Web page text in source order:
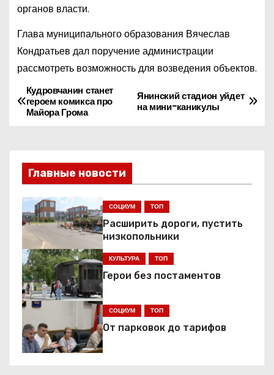
органов власти.
Глава муниципального образования Вячеслав
Кондратьев дал поручение администрации
рассмотреть возможность для возведения объектов.
Н
а
г
а
ц
и
я
п
о
Янинский стадион уйдет
на мини-каникулы
Кудровчанин станет
героем комикса про
Майора Грома
Главные новости
СОЦИУМ ТОП
Расширить дороги, пустить
низкопольники
КУЛЬТУРА ТОП
Герои без постаментов
СОЦИУМ ТОП
От парковок до тарифов